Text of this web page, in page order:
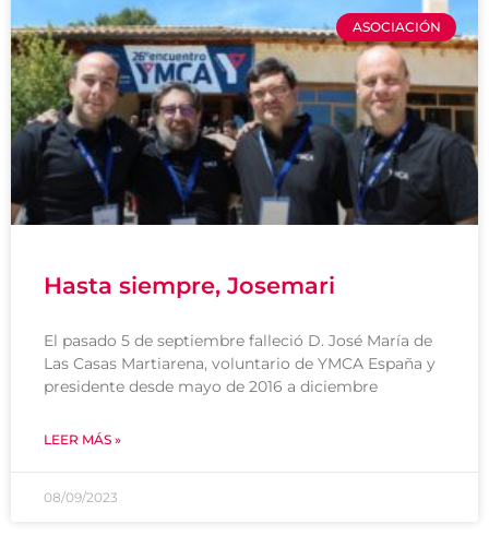
ASOCIACIÓN
Hasta siempre, Josemari
El pasado 5 de septiembre falleció D. José María de
Las Casas Martiarena, voluntario de YMCA España y
presidente desde mayo de 2016 a diciembre
LEER MÁS »
08/09/2023